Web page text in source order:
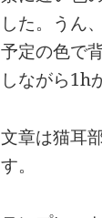
した。うん
予定の色で
しながら1h
文章は猫耳
す。